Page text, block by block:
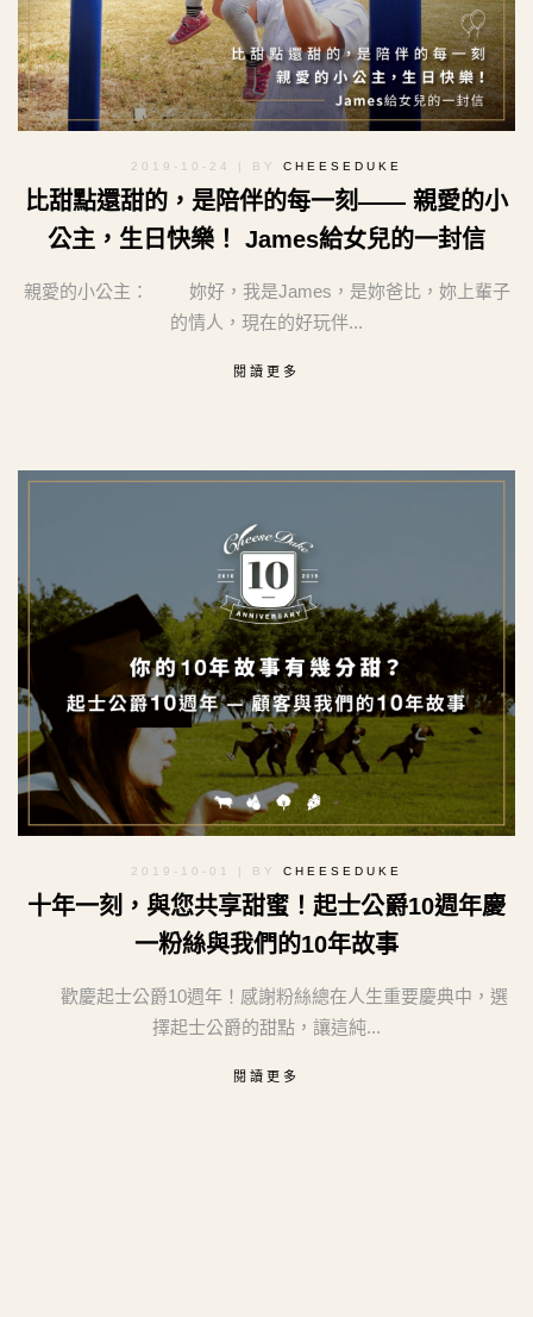
2019-10-24 | BY CHEESEDUKE
比甜點還甜的，是陪伴的每一刻—— 親愛的小
公主，生日快樂！ James給女兒的一封信
親愛的小公主： 妳好，我是James，是妳爸比，妳上輩子
的情人，現在的好玩伴...
閱讀更多
2019-10-01 | BY CHEESEDUKE
十年一刻，與您共享甜蜜！起士公爵10週年慶
一粉絲與我們的10年故事
歡慶起士公爵10週年！感謝粉絲總在人生重要慶典中，選
擇起士公爵的甜點，讓這純...
閱讀更多